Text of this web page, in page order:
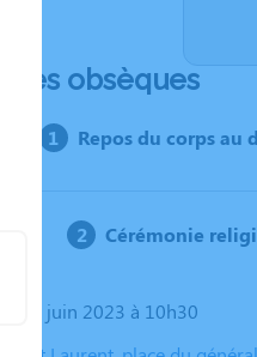
des obsèques
Repos du corps au
Cérémonie
01 juin 2023 à 10h30